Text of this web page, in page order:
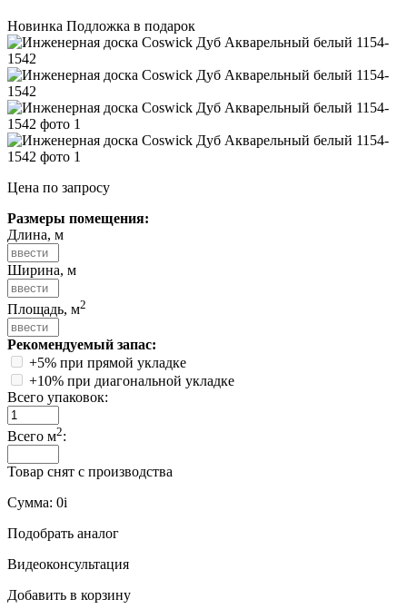
Новинка Подложка в подарок
Цена по запросу
Размеры помещения:
Длина, м
Ширина, м
Площадь, м2
Рекомендуемый запас:
+5% при прямой укладке
+10% при диагональной укладке
Всего упаковок:
Всего м2:
Товар снят с производства
Сумма: 0i
Подобрать аналог
Видеоконсультация
Добавить в корзину